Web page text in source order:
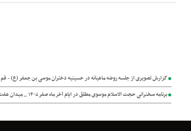
گزارش تصویری از جلسه روضه ماهیانه در حسینیه دختران موسی بن جعفر (ع) - قم
برنامه سخنرانی حجت الاسلام موسوی مطلق در ایام آخر ماه صفر ۱۴۰۵ _ میدان هفت تیر